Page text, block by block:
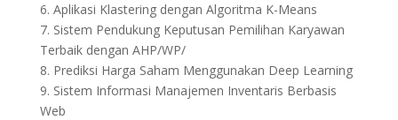
6. Aplikasi Klastering dengan Algoritma K-Means
7. Sistem Pendukung Keputusan Pemilihan Karyawan
Terbaik dengan AHP/WP/
8. Prediksi Harga Saham Menggunakan Deep Learning
9. Sistem Informasi Manajemen Inventaris Berbasis
Web